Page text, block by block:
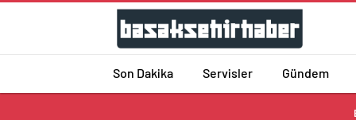
Son Dakika Servisler Gündem